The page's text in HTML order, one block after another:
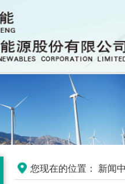
您现在的位置： 新闻